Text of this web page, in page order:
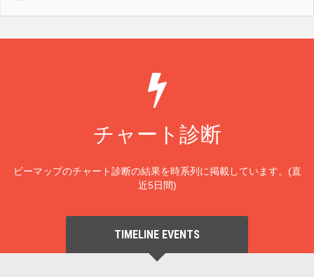
チャート診断
ビーマップのチャート診断の結果を時系列に掲載しています。(直
近5日間)
TIMELINE EVENTS